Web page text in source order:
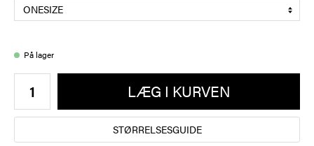
På lager
LÆG I KURVEN
STØRRELSESGUIDE